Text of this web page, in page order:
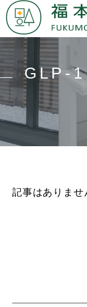
GLP-
記事はありませ